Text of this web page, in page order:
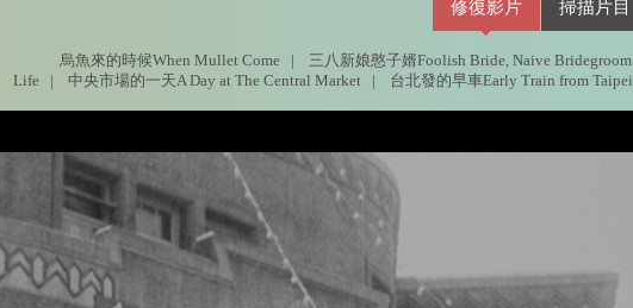
修復影片 掃描片目
烏魚來的時候When Mullet Come | 三八新娘憨子婿Foolish Bride, Naive Bridegroom
Life
| 中央市場的一天A Day at The Central Market | 台北發的早車Early Train from Taipei